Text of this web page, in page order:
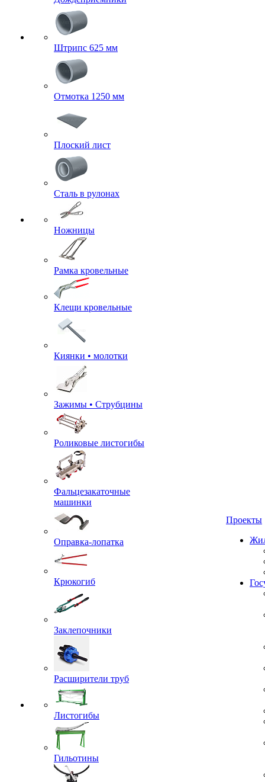
Штрипс 625 мм
Отмотка 1250 мм
Плоский лист
Сталь в рулонах
Ножницы
Рамка кровельные
Клещи кровельные
Киянки • молотки
Зажимы • Струбцины
Роликовые листогибы
Фальцезакаточные
машинки
Оправка-лопатка
Крюкогиб
Заклепочники
Расширители труб
Листогибы
Гильотины